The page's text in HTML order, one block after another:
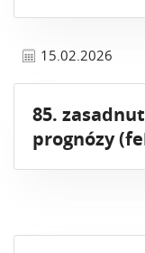
15.02.2026
85.
prognózy